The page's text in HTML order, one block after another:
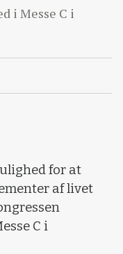
i Messe C i
for at
af livet
C i